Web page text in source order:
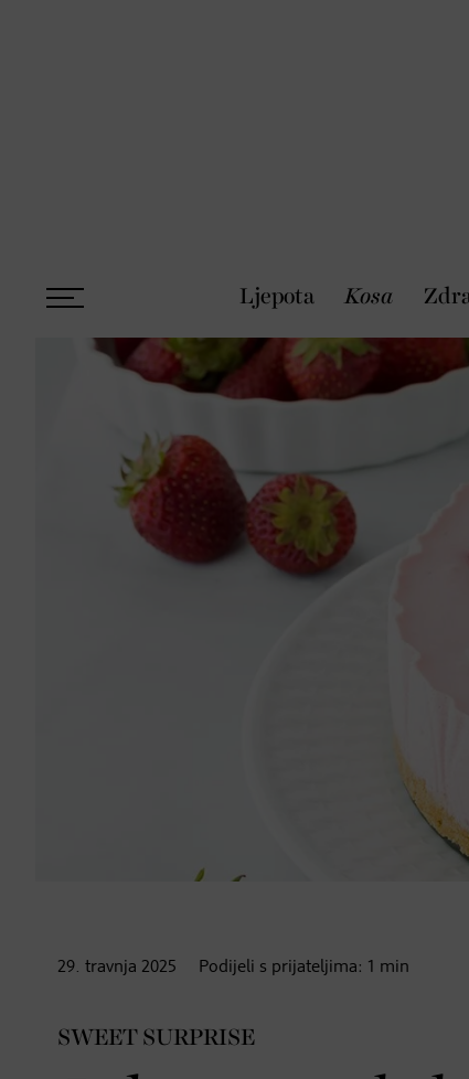
Ljepota Kosa
29. travnja 2025 Podijeli s prijateljima: 1 min
SWEET SURPRISE